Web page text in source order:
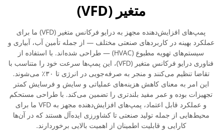
متغیر (VFD)
پمپ‌های افزایش‌دهنده مجهز به درایو فرکانس متغیر (VFD) ما برای
عملکرد بهینه در کاربردهای صنعتی مختلف — از جمله تأمین آب، آبیاری و
سیستم‌های تهویه مطبوع (HVAC) — طراحی شده‌اند. با استفاده از
فناوری درایو فرکانس متغیر (VFD)، این پمپ‌ها سرعت خود را متناسب با
تقاضا تنظیم می‌کنند و منجر به صرفه‌جویی در انرژی تا ۳۰٪ می‌شوند.
این امر به معنای کاهش هزینه‌های عملیاتی و سایش و فرسایش کمتر
تجهیزات بوده و عمر مفید بلندتری را تضمین می‌کند. با طراحی مستحکم
و عملکرد قابل اعتماد، پمپ‌های افزایش‌دهنده مجهز به VFD ما برای
محیط‌هایی از جمله تولید صنعتی تا کشاورزی ایده‌آل هستند که در آن‌ها
کارایی و قابلیت اطمینان از اهمیت بالایی برخوردارند.